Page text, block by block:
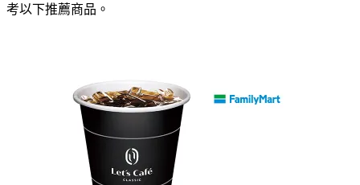
考以下推薦商品 。